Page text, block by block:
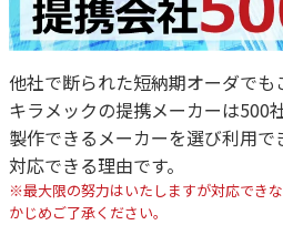
他社で断られた短納期オーダでも
キラメックの提携メーカーは500
製作できるメーカーを選び利用
対応できる理由です。
※最大限の努力はいたしますが対応でき
かじめご了承ください。